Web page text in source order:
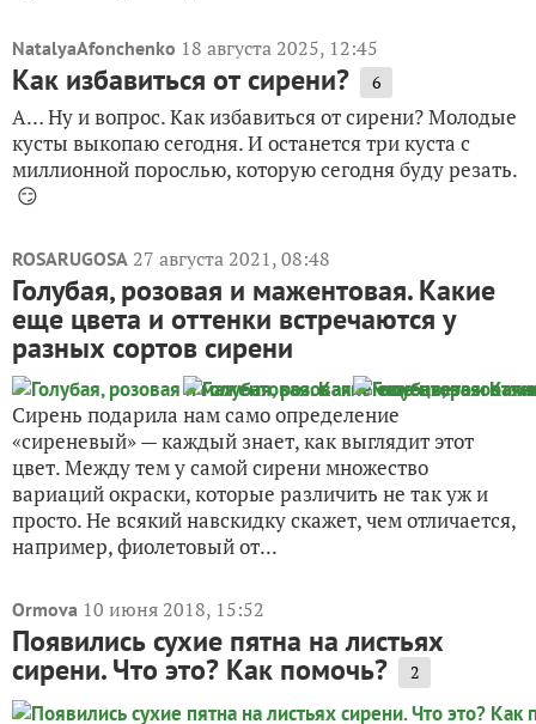
NatalyaAfonchenko 18 августа 2025, 12:45
Как избавиться от сирени? 6
А… Ну и вопрос. Как избавиться от сирени? Молодые
кусты выкопаю сегодня. И останется три куста с
миллионной порослью, которую сегодня буду резать.
😏
ROSARUGOSA 27 августа 2021, 08:48
Голубая, розовая и мажентовая. Какие
еще цвета и оттенки встречаются у
разных сортов сирени
Сирень подарила нам само определение
«сиреневый» — каждый знает, как выглядит этот
цвет. Между тем у самой сирени множество
вариаций окраски, которые различить не так уж и
просто. Не всякий навскидку скажет, чем отличается,
например, фиолетовый от...
Ormova 10 июня 2018, 15:52
Появились сухие пятна на листьях
сирени. Что это? Как помочь? 2